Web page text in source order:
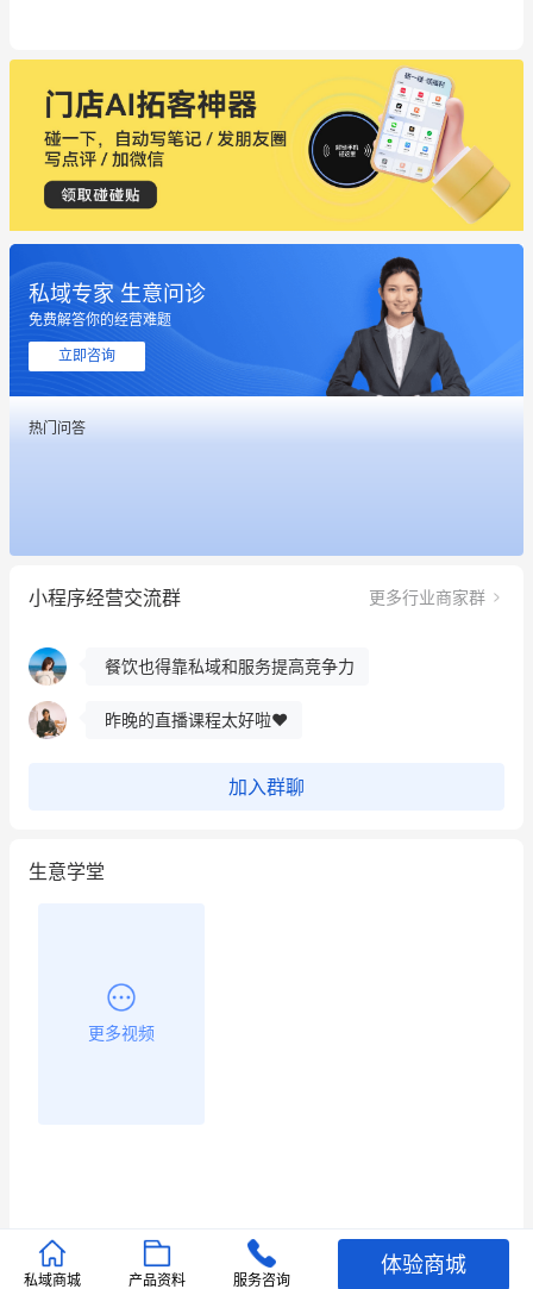
私域专家 生意问诊
免费解答你的经营难题
立即咨询
热门问答
小程序经营交流群 更多行业商家群
这个营销策划案例推荐大家看一下
用有赞就能在微信、小红书同时经营了
餐饮也得靠私域和服务提高竞争力
这个营销策划案例推荐大家看一下
用有赞就能在微信、小红书同时经营了
餐饮也得靠私域和服务提高竞争力
昨晚的直播课程太好啦❤️
加入群聊
生意学堂
更多视频
推荐文章
私域商城 产品资料 服务咨询
体验商城